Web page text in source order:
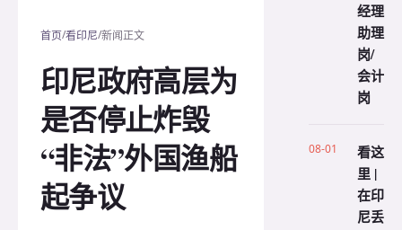
首页/看印尼/新闻正文
印尼政府高层为
是否停止炸毁
“非法”外国渔船
起争议
经理
助理
岗/
会计
岗
08-01
看这
里 |
在印
尼丢